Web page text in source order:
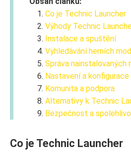
Co je Technic Launcher
Výhody Technic
Instalace a spuštění
Vyhledávání herních
Správa nainstalovaných
Nastavení a konfigurace
Komunita a podpora
Alternativy k Technic
Bezpečnost a
Co je Technic Launcher